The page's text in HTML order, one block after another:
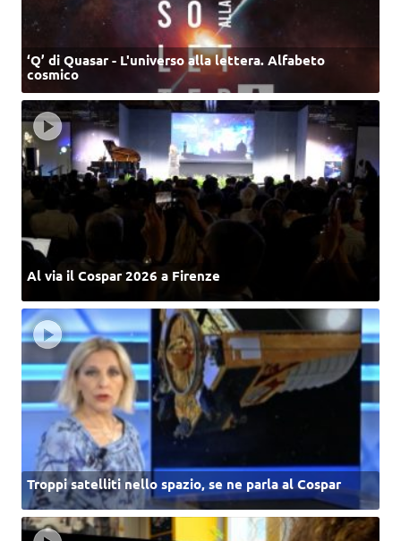
‘Q’ di Quasar - L'universo alla lettera. Alfabeto
cosmico
Al via il Cospar 2026 a Firenze
Troppi satelliti nello spazio, se ne parla al Cospar